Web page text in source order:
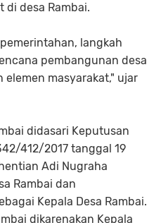
di desa Rambai.
langkah
pembangunan desa
masyarakat," ujar
didasari Keputusan
412/2017 tanggal 19
Adi Nugraha
Rambai dan
Kepala Desa Rambai.
dikarenakan Kepala